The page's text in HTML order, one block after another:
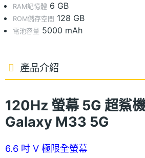
RAM記憶體 6 GB
ROM儲存空間 128 GB
電池容量 5000 mAh
產品介紹
120Hz 螢幕 5G 超鯊
Galaxy M33 5G
6.6 吋 V 極限全螢幕